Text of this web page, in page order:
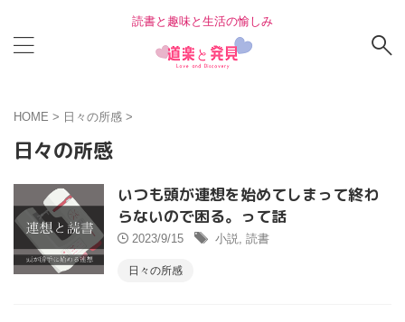
読書と趣味と生活の愉しみ
HOME > 日々の所感 >
日々の所感
いつも頭が連想を始めてしまって終わ
らないので困る。って話
2023/9/15 小説, 読書
日々の所感